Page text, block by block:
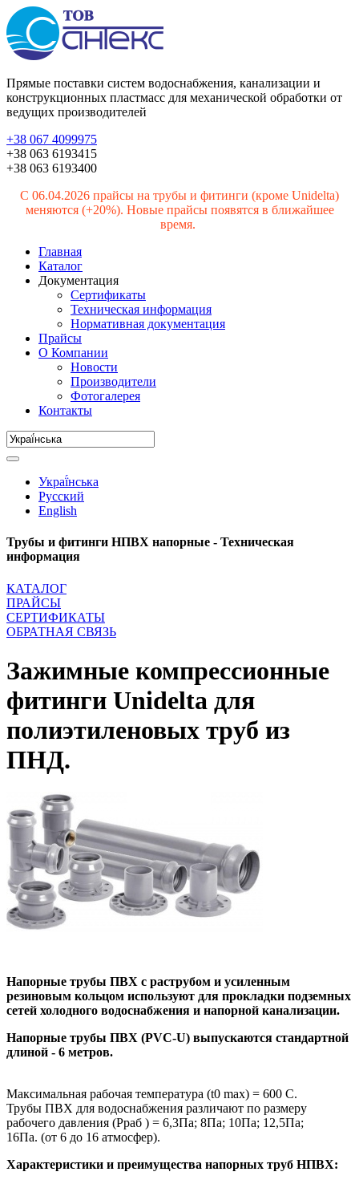
Прямые поставки систем водоснабжения, канализации и
конструкционных пластмасс для механической обработки от
ведущих производителей
+38 067 4099975
+38 063 6193415
+38 063 6193400
С 06.04.2026 прайсы на трубы и фитинги (кроме Unidelta)
меняются (+20%). Новые прайсы появятся в ближайшее
время.
Главная
Каталог
Документация
Сертификаты
Техническая информация
Нормативная документация
Прайсы
О Компании
Новости
Производители
Фотогалерея
Контакты
Украї́нська
Русский
English
Трубы и фитинги НПВХ напорные - Техническая
информация
КАТАЛОГ
ПРАЙСЫ
СЕРТИФИКАТЫ
ОБРАТНАЯ СВЯЗЬ
Зажимные компрессионные
фитинги Unidelta для
полиэтиленовых труб из
ПНД.
Напорные трубы ПВХ с раструбом и усиленным
резиновым кольцом используют для прокладки подземных
сетей холодного водоснабжения и напорной канализации.
Напорные трубы ПВХ (PVC-U) выпускаются стандартной
длиной - 6 метров.
Максимальная рабочая температура (t0 max) = 600 C.
Трубы ПВХ для водоснабжения различают по размеру
рабочего давления (Рраб ) = 6,3Па; 8Па; 10Па; 12,5Па;
16Па. (от 6 до 16 атмосфер).
Характеристики и преимущества напорных труб НПВХ: